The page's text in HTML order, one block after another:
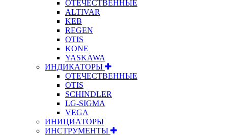
ОТЕЧЕСТВЕННЫЕ
ALTIVAR
KEB
REGEN
OTIS
KONE
YASKAWA
ИНДИКАТОРЫ
ОТЕЧЕСТВЕННЫЕ
OTIS
SCHINDLER
LG-SIGMA
VEGA
ИНИЦИАТОРЫ
ИНСТРУМЕНТЫ